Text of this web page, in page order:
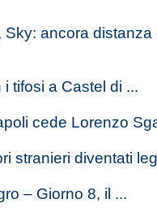
Sky: ancora
tifosi a Castel di ...
cede Lorenzo
stranieri diventati
– Giorno 8, il ...